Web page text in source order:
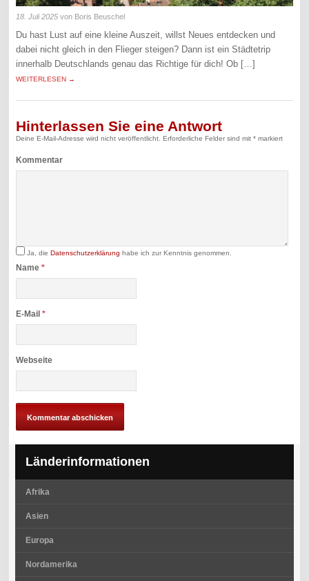
18. Juli 2025 von Boris Beuschel
Du hast Lust auf eine kleine Auszeit, willst Neues entdecken und
dabei nicht gleich in den Flieger steigen? Dann ist ein Städtetrip
innerhalb Deutschlands genau das Richtige für dich! Ob […]
WEITERLESEN →
Hinterlassen Sie eine Antwort
Deine E-Mail-Adresse wird nicht veröffentlicht. Erforderliche Felder sind mit* markiert
Kommentar
Ja, die Datenschutzerklärung habe ich zur Kenntnis genommen.
Name*
E-Mail*
Webseite
Länderinformationen
Afrika
Asien
Europa
Nordamerika